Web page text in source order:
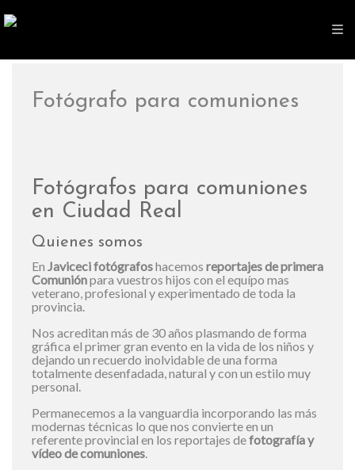
Fotógrafo para comuniones
Fotógrafos para comuniones
en Ciudad Real
Quienes somos
En Javiceci fotógrafoshacemos reportajes de primera
Comuniónpara vuestros hijos con el equípo mas
veterano, profesional y experimentado de toda la
provincia.
Nos acreditan más de 30 años plasmando de forma
gráfica el primer gran evento en la vida de los niños y
dejando un recuerdo inolvidable de una forma
totalmente desenfadada, natural y con un estilo muy
personal.
Permanecemos a la vanguardia incorporando las más
modernas técnicas lo que nos convierte en un
referente provincial en los reportajes defotografía y
vídeo de comuniones.